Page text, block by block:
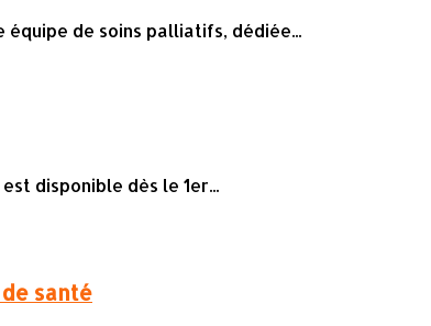
équipe de soins palliatifs, dédiée...
disponible dès le 1er...
santé